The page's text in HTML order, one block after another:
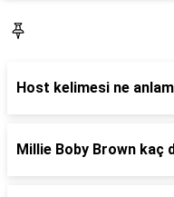
Host kelimesi ne
Millie Boby Brown kaç